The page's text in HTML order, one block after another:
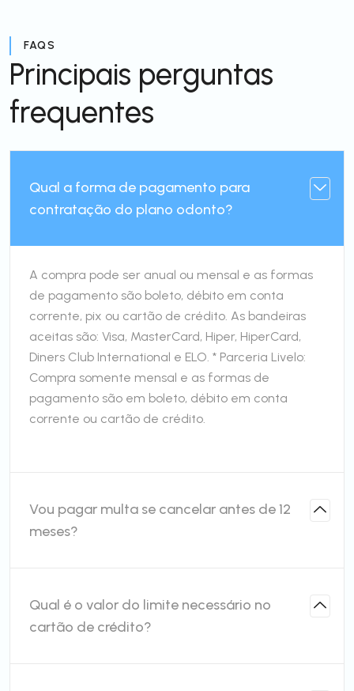
FAQS
Principais perguntas
frequentes
Qual a forma de pagamento para
contratação do plano odonto?
A compra pode ser anual ou mensal e as formas
de pagamento são boleto, débito em conta
corrente, pix ou cartão de crédito. As bandeiras
aceitas são: Visa, MasterCard, Hiper, HiperCard,
Diners Club International e ELO. * Parceria Livelo:
Compra somente mensal e as formas de
pagamento são em boleto, débito em conta
corrente ou cartão de crédito.
Vou pagar multa se cancelar antes de 12
meses?
Qual é o valor do limite necessário no
cartão de crédito?